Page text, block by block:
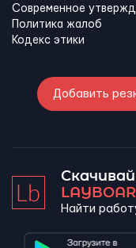
Современное
Политика жалоб
Кодекс этики
Добавить
Найти